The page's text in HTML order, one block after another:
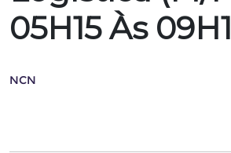
05H15 Às
NCN